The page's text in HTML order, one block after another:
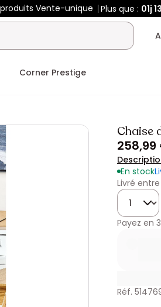
Vente-unique Plus que : 01j
Corner Prestige
Chaise
En stock
Livré
Quantité
Payez en
Réf.